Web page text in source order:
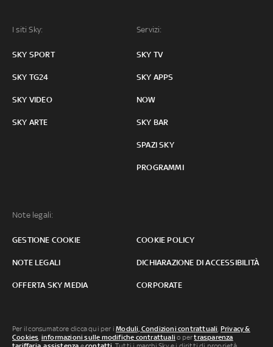
I siti Sky:
SKY SPORT
SKY TG24
SKY VIDEO
SKY ARTE
Servizi:
SKY TV
SKY APPS
NOW
SKY BAR
SPAZI SKY
PROGRAMMI
Note legali:
GESTIONE COOKIE COOKIE POLICY
NOTE LEGALI DICHIARAZIONE DI ACCESSIBILITÀ
OFFERTA SKY MEDIA CORPORATE
Per il consumatore clicca qui per iModuli, Condizioni contrattuali, Privacy &
Cookies, informazioni sulle modifiche contrattuali o pertrasparenza